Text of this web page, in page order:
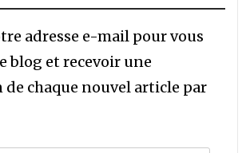
adresse e-mail pour vous
blog et recevoir une
chaque nouvel article par